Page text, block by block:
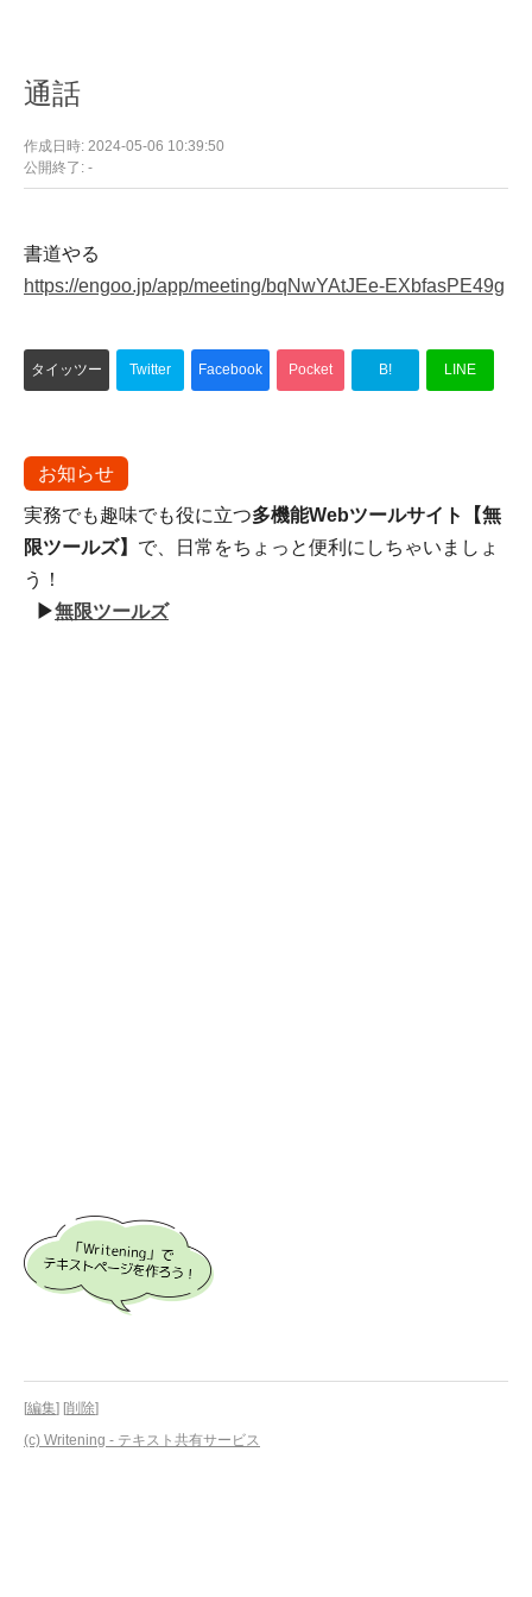
通話
作成日時: 2024-05-06 10:39:50
公開終了: -
書道やる
https://engoo.jp/app/meeting/bqNwYAtJEe-EXbfasPE49g
タイッツー Twitter Facebook Pocket B! LINE
お知らせ
実務でも趣味でも役に立つ多機能Webツールサイト【無
限ツールズ】 で、日常をちょっと便利にしちゃいましょ
う！
▶無限ツールズ
[編集] [削除]
(c) Writening - テキスト共有サービス